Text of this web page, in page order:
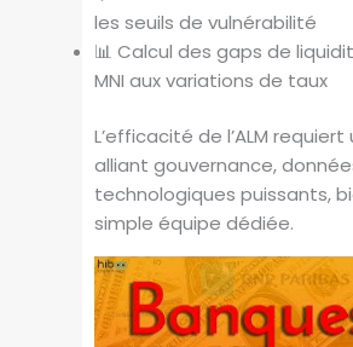
les seuils de vulnérabilité
📊 Calcul des gaps de
MNI aux variations de taux
L’efficacité de l’ALM
alliant gouvernance,
technologiques puissants,
simple équipe dédiée.